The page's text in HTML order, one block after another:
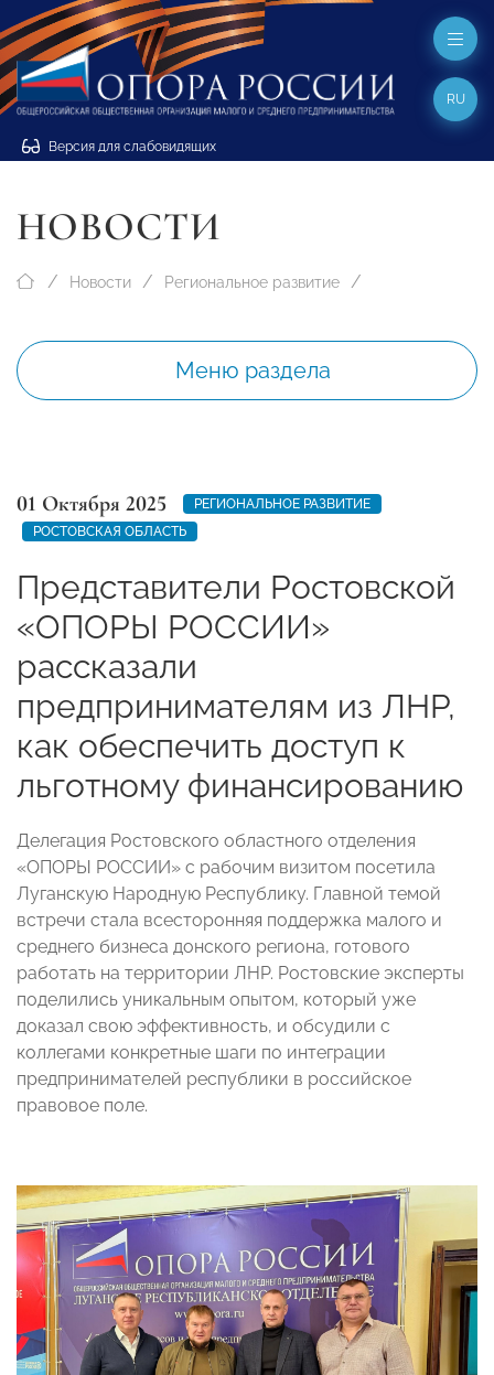
Версия для слабовидящих
RU
НОВОСТИ
Новости Региональное развитие
Меню раздела
01 Октября 2025
РЕГИОНАЛЬНОЕ РАЗВИТИЕ
РОСТОВСКАЯ ОБЛАСТЬ
Представители Ростовской
«ОПОРЫ РОССИИ»
рассказали
предпринимателям из ЛНР,
как обеспечить доступ к
льготному финансированию
Делегация Ростовского областного отделения
«ОПОРЫ РОССИИ» с рабочим визитом посетила
Луганскую Народную Республику. Главной темой
встречи стала всесторонняя поддержка малого и
среднего бизнеса донского региона, готового
работать на территории ЛНР. Ростовские эксперты
поделились уникальным опытом, который уже
доказал свою эффективность, и обсудили с
коллегами конкретные шаги по интеграции
предпринимателей республики в российское
правовое поле.